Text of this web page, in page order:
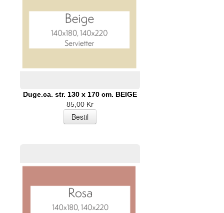
Duge.ca. str. 130 x 170 cm. BEIGE
85,00 Kr